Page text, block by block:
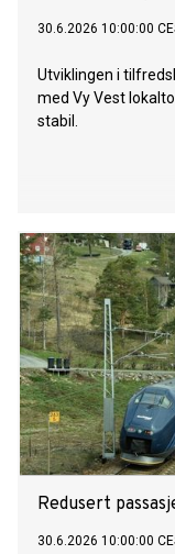
30.6.2026 10:00:00
Utviklingen i
med Vy Vest
stabil.
Redusert
30.6.2026 10:00:00